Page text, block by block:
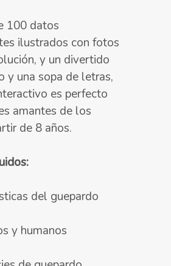
100 datos
ilustrados con fotos
, y un divertido
y una sopa de letras,
es perfecto
amantes de los
de 8 años.
del guepardo
y humanos